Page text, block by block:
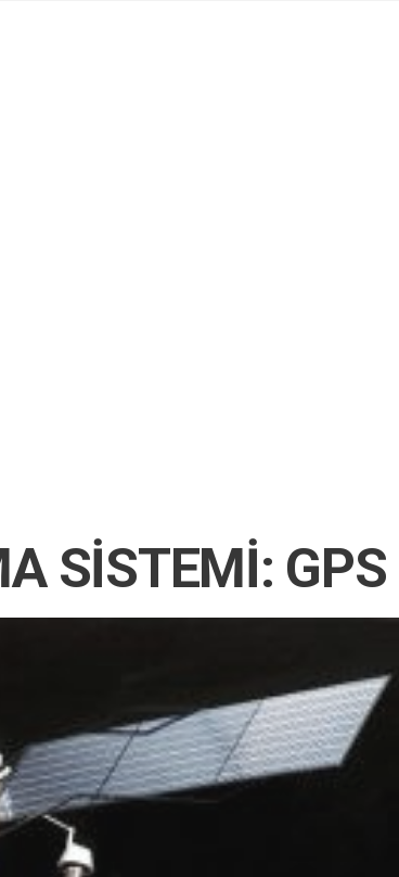
SİSTEMİ: GPS